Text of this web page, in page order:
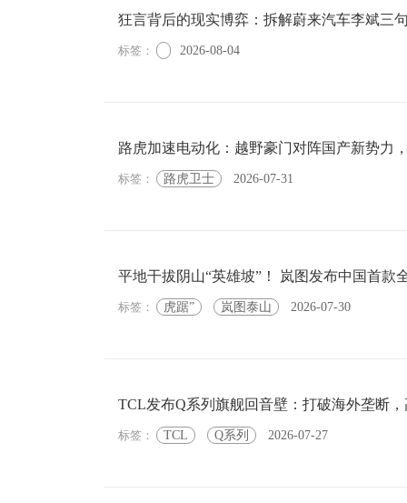
狂言背后的现实博弈：拆解蔚来汽车李斌三
标签： 2026-08-04
路虎加速电动化：越野豪门对阵国产新势力
标签： 路虎卫士 2026-07-31
平地干拔阴山“英雄坡”！ 岚图发布中国首款
标签： 虎踞” 岚图泰山 2026-07-30
TCL发布Q系列旗舰回音壁：打破海外垄断
标签： TCL Q系列 2026-07-27